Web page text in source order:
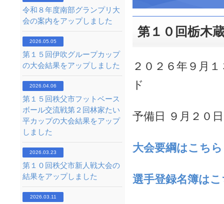
第１０回栃木
２０２６年９月
ド
予備日 ９月２０
大会要綱はこちら
選手登録名簿は
令和８年度南部グランプリ大
会の案内をアップしました
2026.05.05
第１５回伊吹グループカップ
の大会結果をアップしました
2026.04.06
第１５回秩父市フットベース
ボール交流戦第２回林家たい
平カップの大会結果をアップ
しました
2026.03.23
第１０回秩父市新人戦大会の
結果をアップしました
2026.03.11